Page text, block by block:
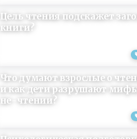
Цель чтения подскажет
книги?
Что думают взрослые о
и как дети разрушают
не-чтении?